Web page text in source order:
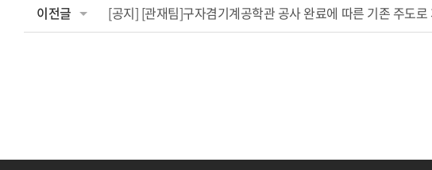
이전글 [공지] [관재팀]구자겸기계공학관 공사 완료에 따른 기존 주도로